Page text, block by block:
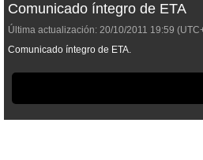
Comunicado íntegro de ETA
Última actualización: 20/10/2011 19:59
Comunicado íntegro de ETA.